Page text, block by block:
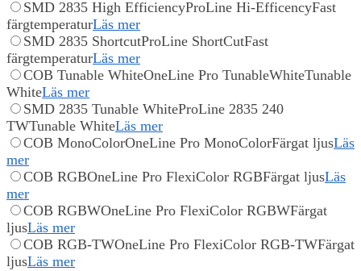
SMD 2835 High EfficiencyProLine Hi-EfficencyFast
färgtemperaturLäs mer
SMD 2835 ShortcutProLine ShortCutFast
färgtemperaturLäs mer
COB Tunable WhiteOneLine Pro TunableWhiteTunable
WhiteLäs mer
SMD 2835 Tunable WhiteProLine 2835 240
TWTunable WhiteLäs mer
COB MonoColorOneLine Pro MonoColorFärgat ljusLäs
mer
COB RGBOneLine Pro FlexiColor RGBFärgat ljusLäs
mer
COB RGBWOneLine Pro FlexiColor RGBWFärgat
ljusLäs mer
COB RGB-TWOneLine Pro FlexiColor RGB-TWFärgat
ljusLäs mer